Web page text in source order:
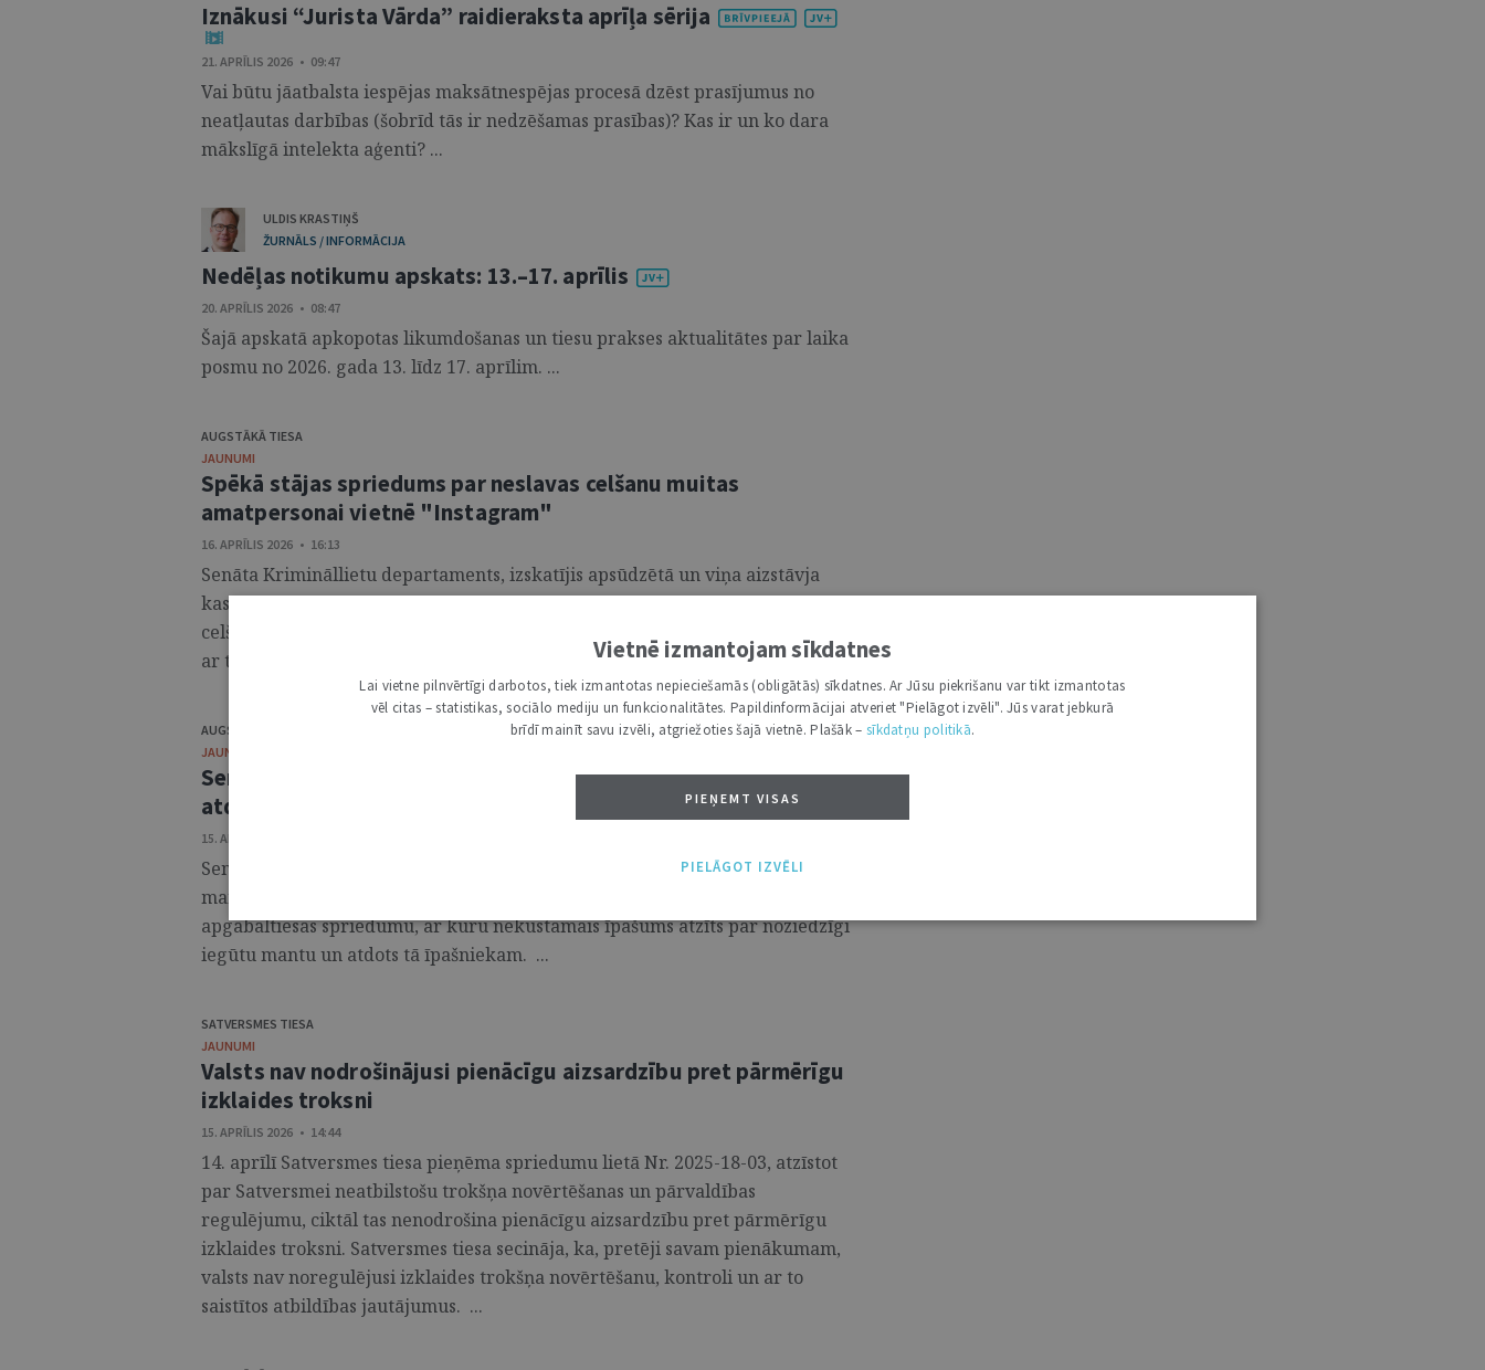
Iznākusi “Jurista Vārda” raidieraksta aprīļa sērija
21. APRĪLIS 2026 • 09:47
Vai būtu jāatbalsta iespējas maksātnespējas procesā dzēst prasījumus no
neatļautas darbības (šobrīd tās ir nedzēšamas prasības)? Kas ir un ko dara
mākslīgā intelekta aģenti? ...
ULDIS KRASTIŅŠ
ŽURNĀLS / INFORMĀCIJA
Nedēļas notikumu apskats: 13.–17. aprīlis
20. APRĪLIS 2026 • 08:47
Šajā apskatā apkopotas likumdošanas un tiesu prakses aktualitātes par laika
posmu no 2026. gada 13. līdz 17. aprīlim. ...
AUGSTĀKĀ TIESA
JAUNUMI
Spēkā stājas spriedums par neslavas celšanu muitas
amatpersonai vietnē "Instagram"
16. APRĪLIS 2026 • 16:13
Senāta Krimināllietu departaments, izskatījis apsūdzētā un viņa aizstāvja
kasācijas sūdzības krimināllietā, kurā apsūdzētais atzīts par vainīgu neslavas
celšanā masu saziņas līdzeklī, ir atteicies ierosināt kasācijas tiesvedību. Līdz
ar to spēkā stājies Rīgas apgabaltiesas spriedums. ...
AUGSTĀKĀ TIESA
JAUNUMI
Senāts atstāj spēkā spriedumu par noziedzīgi iegūta dzīvokļa
atdošanu sākotnējam īpašniekam
15. APRĪLIS 2026 • 14:47
Senāta Krimināllietu departaments ir izskatījis kriminālprocesā aizskarto
mantas īpašnieku un viņu pārstāvja iesniegto sūdzību par Rīgas
apgabaltiesas spriedumu, ar kuru nekustamais īpašums atzīts par noziedzīgi
iegūtu mantu un atdots tā īpašniekam. ...
SATVERSMES TIESA
JAUNUMI
Valsts nav nodrošinājusi pienācīgu aizsardzību pret pārmērīgu
izklaides troksni
15. APRĪLIS 2026 • 14:44
14. aprīlī Satversmes tiesa pieņēma spriedumu lietā Nr. 2025-18-03, atzīstot
par Satversmei neatbilstošu trokšņa novērtēšanas un pārvaldības
regulējumu, ciktāl tas nenodrošina pienācīgu aizsardzību pret pārmērīgu
izklaides troksni. Satversmes tiesa secināja, ka, pretēji savam pienākumam,
valsts nav noregulējusi izklaides trokšņa novērtēšanu, kontroli un ar to
saistītos atbildības jautājumus. ...
Vietnē izmantojam sīkdatnes
Lai vietne pilnvērtīgi darbotos, tiek izmantotas nepieciešamās (obligātās) sīkdatnes. Ar Jūsu piekrišanu var tikt izmantotas
vēl citas – statistikas, sociālo mediju un funkcionalitātes. Papildinformācijai atveriet "Pielāgot izvēli". Jūs varat jebkurā
brīdī mainīt savu izvēli, atgriežoties šajā vietnē. Plašāk – sīkdatņu politikā.
PIEŅEMT VISAS
PIELĀGOT IZVĒLI